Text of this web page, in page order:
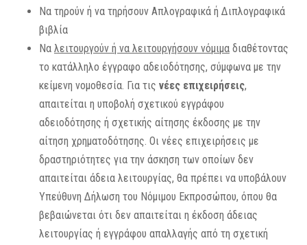
Να τηρούν ή να τηρήσουν Απλογραφικά ή Διπλογραφικά
βιβλία
Να λειτουργούν ή να λειτουργήσουν νόμιμαδιαθέτοντας
το κατάλληλο έγγραφο αδειοδότησης, σύμφωνα με την
κείμενη νομοθεσία. Για τις νέες επιχειρήσεις,
απαιτείται η υποβολή σχετικού εγγράφου
αδειοδότησης ή σχετικής αίτησης έκδοσης με την
αίτηση χρηματοδότησης. Οι νέες επιχειρήσεις με
δραστηριότητες για την άσκηση των οποίων δεν
απαιτείται άδεια λειτουργίας, θα πρέπει να υποβάλουν
Υπεύθυνη Δήλωση του Νόμιμου Εκπροσώπου, όπου θα
βεβαιώνεται ότι δεν απαιτείται η έκδοση άδειας
λειτουργίας ή εγγράφου απαλλαγής από τη σχετική